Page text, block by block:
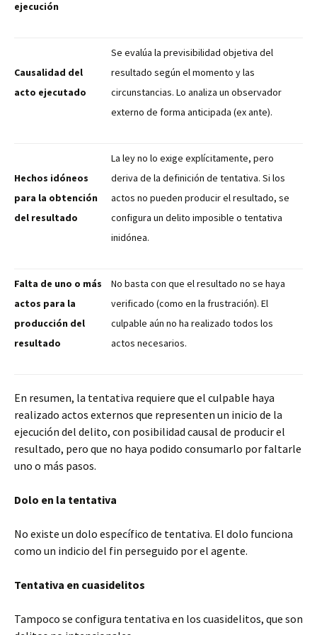
ejecución
Causalidad del
acto ejecutado
Se evalúa la previsibilidad objetiva del
resultado según el momento y las
circunstancias. Lo analiza un observador
externo de forma anticipada (ex ante).
Hechos idóneos
para la obtención
del resultado
La ley no lo exige explícitamente, pero
deriva de la definición de tentativa. Si los
actos no pueden producir el resultado, se
configura un delito imposible o tentativa
inidónea.
Falta de uno o más
actos para la
producción del
resultado
No basta con que el resultado no se haya
verificado (como en la frustración). El
culpable aún no ha realizado todos los
actos necesarios.
En resumen, la tentativa requiere que el culpable haya
realizado actos externos que representen un inicio de la
ejecución del delito, con posibilidad causal de producir el
resultado, pero que no haya podido consumarlo por faltarle
uno o más pasos.
Dolo en la tentativa
No existe un dolo específico de tentativa. El dolo funciona
como un indicio del fin perseguido por el agente.
Tentativa en cuasidelitos
Tampoco se configura tentativa en los cuasidelitos, que son